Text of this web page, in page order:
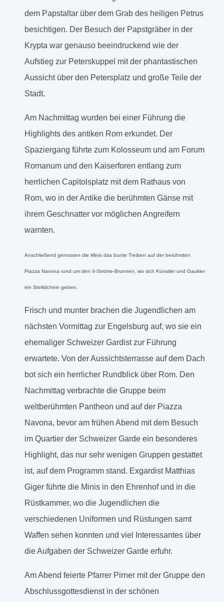
dem Papstaltar über dem Grab des heiligen Petrus
besichtigen. Der Besuch der Papstgräber in der
Krypta war genauso beeindruckend wie der
Aufstieg zur Peterskuppel mit der phantastischen
Aussicht über den Petersplatz und große Teile der
Stadt.
Am Nachmittag wurden bei einer Führung die
Highlights des antiken Rom erkundet. Der
Spaziergang führte zum Kolosseum und am Forum
Romanum und den Kaiserforen entlang zum
herrlichen Capitolsplatz mit dem Rathaus von
Rom, wo in der Antike die berühmten Gänse mit
ihrem Geschnatter vor möglichen Angreifern
warnten.
Anschließend genossen die Minis das bunte Treiben auf der berühmten
Piazza Navona rund um den 4-Ströme-Brunnen, wo sich Künstler und Gaukler
ein Stelldichein geben.
Frisch und munter brachen die Jugendlichen am
nächsten Vormittag zur Engelsburg auf, wo sie ein
ehemaliger Schweizer Gardist zur Führung
erwartete. Von der Aussichtsterrasse auf dem Dach
bot sich ein herrlicher Rundblick über Rom. Den
Nachmittag verbrachte die Gruppe beim
weltberühmten Pantheon und auf der Piazza
Navona, bevor am frühen Abend mit dem Besuch
im Quartier der Schweizer Garde ein besonderes
Highlight, das nur sehr wenigen Gruppen gestattet
ist, auf dem Programm stand. Exgardist Matthias
Giger führte die Minis in den Ehrenhof und in die
Rüstkammer, wo die Jugendlichen die
verschiedenen Uniformen und Rüstungen samt
Waffen sehen konnten und viel Interessantes über
die Aufgaben der Schweizer Garde erfuhr.
Am Abend feierte Pfarrer Pirner mit der Gruppe den
Abschlussgottesdienst in der schönen